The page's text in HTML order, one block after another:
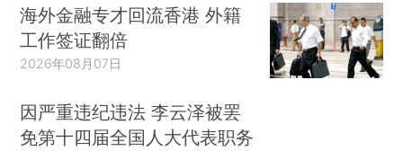
海外金融专才回流香港 外籍
工作签证翻倍
2026年08月07日
因严重违纪违法 李云泽被罢
免第十四届全国人大代表职务